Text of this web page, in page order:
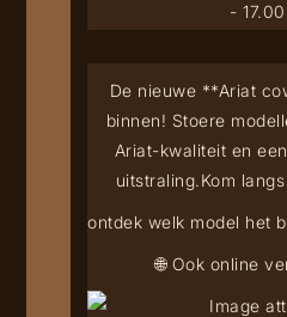
-
De nieuwe **Ariat
binnen! Stoere
Ariat-kwaliteit en
uitstraling.Kom
ontdek welk model het
🌐 Ook online